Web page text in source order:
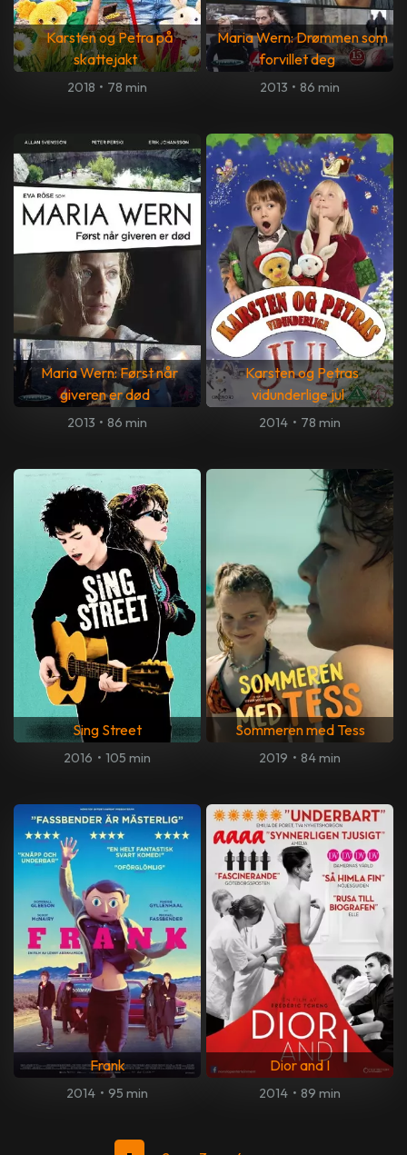
Karsten og Petra på
skattejakt
2018 • 78 min
Maria Wern: Drømmen som
forvillet deg
2013 • 86 min
Maria Wern: Først når
giveren er død
2013 • 86 min
Karsten og Petras
vidunderlige jul
2014 • 78 min
Sing Street
2016 • 105 min
Sommeren med Tess
2019 • 84 min
Frank
2014 • 95 min
Dior and I
2014 • 89 min